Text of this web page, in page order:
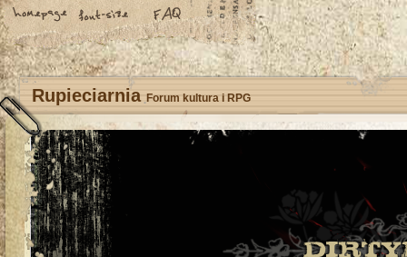
Rupieciarnia Forum kultura i RPG